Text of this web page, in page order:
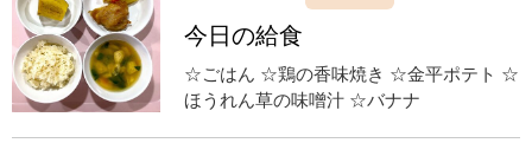
今日の給食
☆ごはん ☆鶏の香味焼き ☆金平ポテト ☆
ほうれん草の味噌汁 ☆バナナ